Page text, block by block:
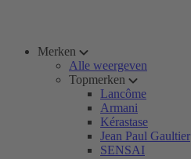
Merken
Alle weergeven
Topmerken
Lancôme
Armani
Kérastase
Jean Paul Gaultier
SENSAI